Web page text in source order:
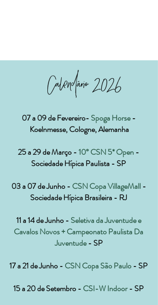
©2019 by Euro Horses. Proudly created with Wix.com
Calendário 2026
07 a 09 de Fevereiro- Spoga Horse-
Koelnmesse, Cologne, Alemanha
25 a 29 de Março -10° CSN 5* Open-
Sociedade Hípica Paulista - SP
03 a 07 de Junho - CSN Copa VillageMall-
Sociedade Hípica Brasileira - RJ
11 a 14 de Junho - Seletiva da Juventude e
Cavalos Novos + Campeonato Paulista Da
Juventude- SP
17 a 21 de Junho - CSN Copa São Paulo- SP
15 a 20 de Setembro - CSI-W Indoor- SP